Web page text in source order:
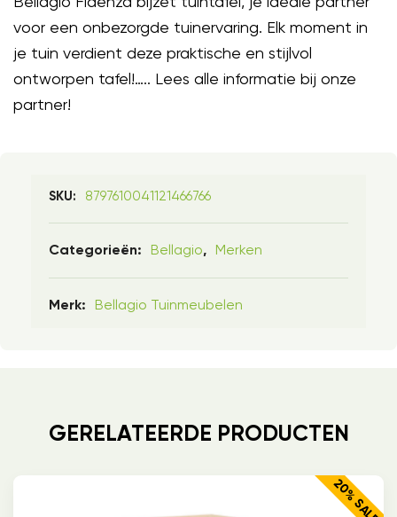
voor een onbezorgde tuinervaring. Elk moment in
je tuin verdient deze praktische en stijlvol
ontworpen tafel!….. Lees alle informatie bij onze
partner!
SKU: 8797610041121466766
Categorieën: Bellagio, Merken
Merk: Bellagio Tuinmeubelen
GERELATEERDE PRODUCTEN
20% SALE